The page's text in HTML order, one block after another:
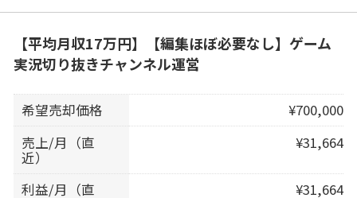
【平均月収17万円】【編集ほぼ必要なし】ゲーム
実況切り抜きチャンネル運営
希望売却価格
¥700,000
売上/月（直
近）
¥31,664
利益/月（直 ¥31,664